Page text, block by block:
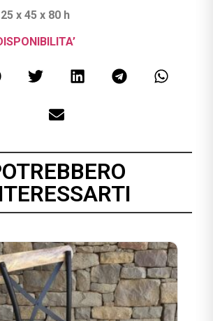
x 45 x 80 h